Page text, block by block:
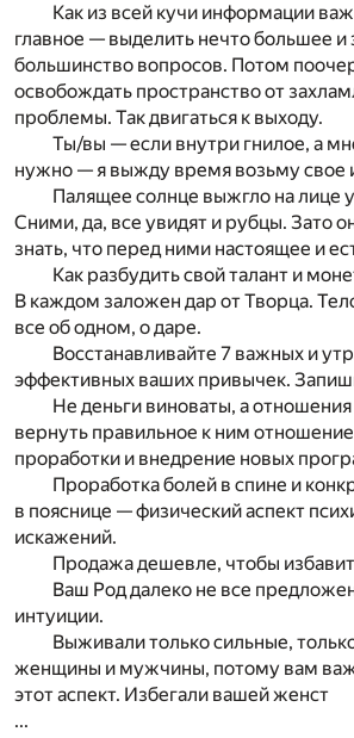
Как из всей кучи информации
главное — выделить нечто большее
большинство вопросов. Потом
освобождать пространство от
проблемы. Так двигаться к выходу.
Ты/вы — если внутри гнилое, а
нужно — я выжду время возьму свое
Палящее солнце выжгло на лице
Сними, да, все увидят и рубцы. Зато
знать, что перед ними настоящее и
Как разбудить свой талант и
В каждом заложен дар от Творца.
все об одном, о даре.
Восстанавливайте 7 важных и
эффективных ваших привычек.
Не деньги виноваты, а
вернуть правильное к ним
проработки и внедрение новых
Проработка болей в спине и
в пояснице — физический аспект
искажений.
Продажа дешевле, чтобы
Ваш Род далеко не все
интуиции.
Выживали только сильные,
женщины и мужчины, потому вам
этот аспект. Избегали вашей женст
...